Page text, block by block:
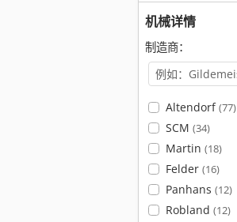
机械详情
制造商：
Altendorf(77)
SCM (34)
Martin (18)
Felder (16)
Panhans (12)
Robland (12)